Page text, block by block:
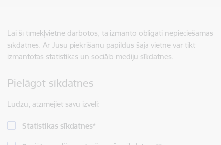
Lai šī tīmekļvietne darbotos, tā izmanto obligāti nepieciešamās
sīkdatnes. Ar Jūsu piekrišanu papildus šajā vietnē var tikt
izmantotas statistikas un sociālo mediju sīkdatnes.
Pielāgot sīkdatnes
Lūdzu, atzīmējiet savu izvēli:
Statistikas sīkdatnes*